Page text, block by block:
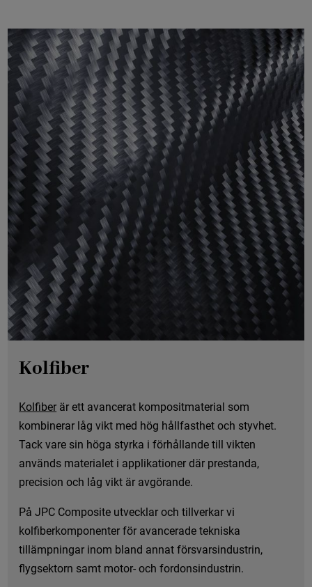
Kolfiber
Kolfiber är ett avancerat kompositmaterial som
kombinerar låg vikt med hög hållfasthet och styvhet.
Tack vare sin höga styrka i förhållande till vikten
används materialet i applikationer där prestanda,
precision och låg vikt är avgörande.
På JPC Composite utvecklar och tillverkar vi
kolfiberkomponenter för avancerade tekniska
tillämpningar inom bland annat försvarsindustrin,
flygsektorn samt motor- och fordonsindustrin.